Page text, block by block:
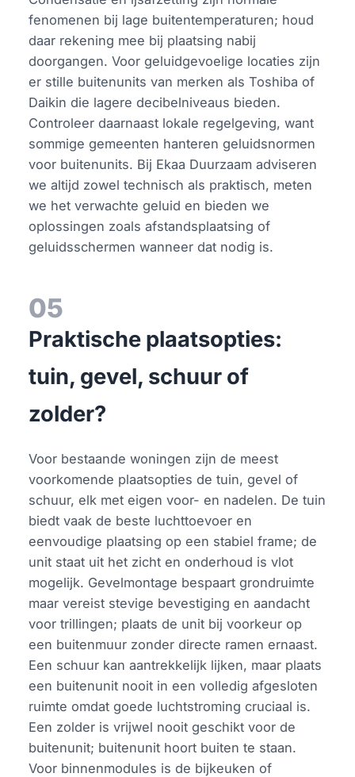
fenomenen bij lage buitentemperaturen; houd
daar rekening mee bij plaatsing nabij
doorgangen. Voor geluidgevoelige locaties zijn
er stille buitenunits van merken als Toshiba of
Daikin die lagere decibelniveaus bieden.
Controleer daarnaast lokale regelgeving, want
sommige gemeenten hanteren geluidsnormen
voor buitenunits. Bij Ekaa Duurzaam adviseren
we altijd zowel technisch als praktisch, meten
we het verwachte geluid en bieden we
oplossingen zoals afstandsplaatsing of
geluidsschermen wanneer dat nodig is.
05
Praktische plaatsopties:
tuin, gevel, schuur of
zolder?
Voor bestaande woningen zijn de meest
voorkomende plaatsopties de tuin, gevel of
schuur, elk met eigen voor- en nadelen. De tuin
biedt vaak de beste luchttoevoer en
eenvoudige plaatsing op een stabiel frame; de
unit staat uit het zicht en onderhoud is vlot
mogelijk. Gevelmontage bespaart grondruimte
maar vereist stevige bevestiging en aandacht
voor trillingen; plaats de unit bij voorkeur op
een buitenmuur zonder directe ramen ernaast.
Een schuur kan aantrekkelijk lijken, maar plaats
een buitenunit nooit in een volledig afgesloten
ruimte omdat goede luchtstroming cruciaal is.
Een zolder is vrijwel nooit geschikt voor de
buitenunit; buitenunit hoort buiten te staan.
Voor binnenmodules is de bijkeuken of